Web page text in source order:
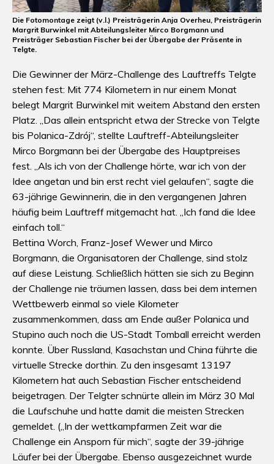
Die Fotomontage zeigt (v.l.) Preisträgerin Anja Overheu, Preisträgerin
Margrit Burwinkel mit Abteilungsleiter Mirco Borgmann und
Preisträger Sebastian Fischer bei der Übergabe der Präsente in
Telgte.
Die Gewinner der März-Challenge des Lauftreffs Telgte
stehen fest: Mit 774 Kilometern in nur einem Monat
belegt Margrit Burwinkel mit weitem Abstand den ersten
Platz. „Das allein entspricht etwa der Strecke von Telgte
bis Polanica-Zdrój“, stellte Lauftreff-Abteilungsleiter
Mirco Borgmann bei der Übergabe des Hauptpreises
fest. „Als ich von der Challenge hörte, war ich von der
Idee angetan und bin erst recht viel gelaufen“, sagte die
63-jährige Gewinnerin, die in den vergangenen Jahren
häufig beim Lauftreff mitgemacht hat. „Ich fand die Idee
einfach toll.“
Bettina Worch, Franz-Josef Wewer und Mirco
Borgmann, die Organisatoren der Challenge, sind stolz
auf diese Leistung. Schließlich hätten sie sich zu Beginn
der Challenge nie träumen lassen, dass bei dem internen
Wettbewerb einmal so viele Kilometer
zusammenkommen, dass am Ende außer Polanica und
Stupino auch noch die US-Stadt Tomball erreicht werden
konnte. Über Russland, Kasachstan und China führte die
virtuelle Strecke dorthin. Zu den insgesamt 13197
Kilometern hat auch Sebastian Fischer entscheidend
beigetragen. Der Telgter schnürte allein im März 30 Mal
die Laufschuhe und hatte damit die meisten Strecken
gemeldet. („In der wettkampfarmen Zeit war die
Challenge ein Ansporn für mich“, sagte der 39-jährige
Läufer bei der Übergabe. Ebenso ausgezeichnet wurde